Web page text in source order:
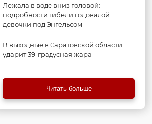
Лежала в воде вниз головой:
подробности гибели годовалой
девочки под Энгельсом
В выходные в Саратовской области
ударит 39-градусная жара
Читать больше